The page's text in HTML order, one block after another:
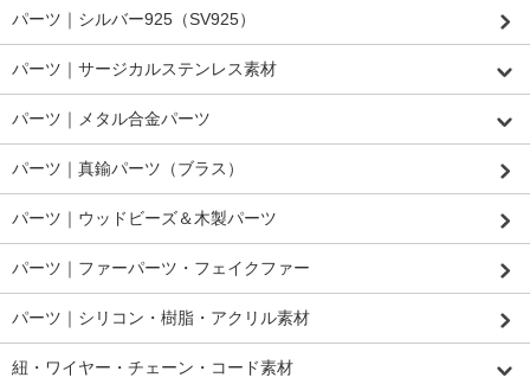
パーツ｜シルバー925（SV925）
パーツ｜サージカルステンレス素材
パーツ｜メタル合金パーツ
パーツ｜真鍮パーツ（ブラス）
パーツ｜ウッドビーズ＆木製パーツ
パーツ｜ファーパーツ・フェイクファー
パーツ｜シリコン・樹脂・アクリル素材
紐・ワイヤー・チェーン・コード素材